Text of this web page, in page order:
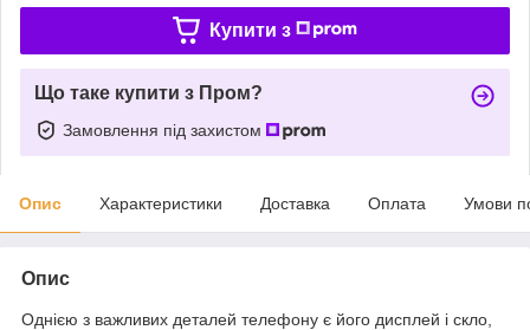
Купити з
Що таке купити з Пром?
Замовлення під захистом
Опис Характеристики Доставка Оплата Умови
Опис
Однією з важливих деталей телефону є його дисплей і скло,